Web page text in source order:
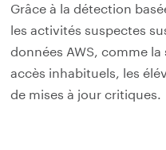
Grâce à la détection
les activités suspectes
données AWS, comme
accès inhabituels, les
de mises à jour critiques.